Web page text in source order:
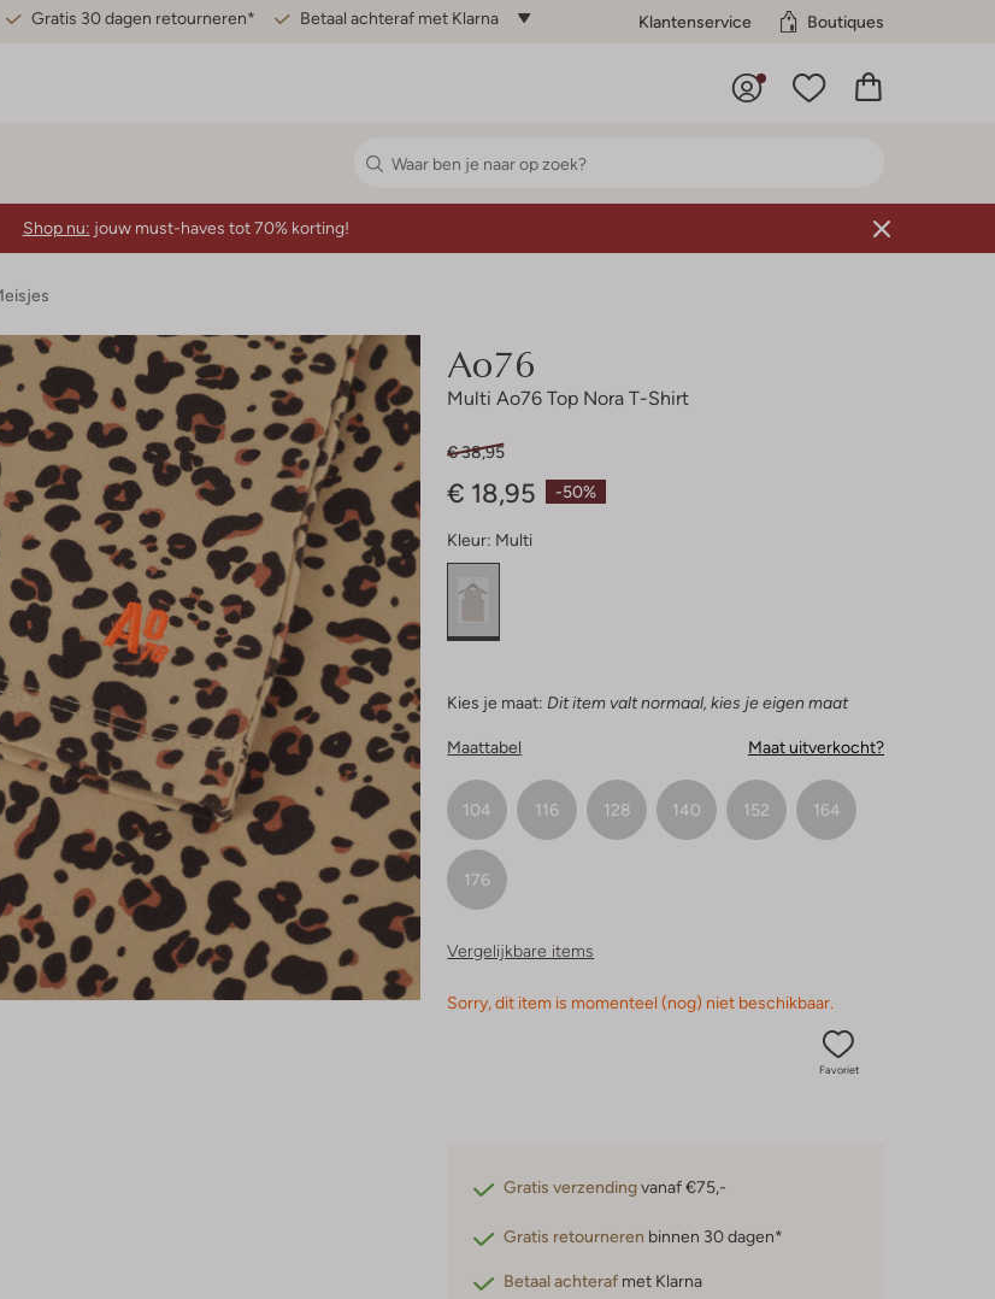
Gratis 30 dagen retourneren* Betaal achteraf met Klarna Klantenservice Boutiques
Shop nu: jouw must-haves tot 70% korting!
Ao76
Multi Ao76 Top Nora T-Shirt
-50%
€ 38,95
€ 18,95
Kleur: Multi
Kies je maat: Dit item valt normaal, kies je eigen maat
Maattabel Maat uitverkocht?
104 116 128 140 152 164
176
Vergelijkbare items
Sorry, dit item is momenteel (nog) niet beschikbaar.
Favoriet
Gratis verzendingvanaf €75,-
Gratis retourneren binnen 30 dagen*
Betaal achteraf met Klarna